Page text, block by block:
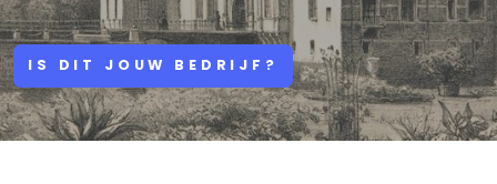
IS DIT JOUW BEDRIJF?